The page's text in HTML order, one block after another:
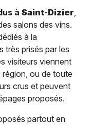
à Saint-Dizier,
salons des vins.
à la
très prisés par les
visiteurs viennent
ou de toute
crus et peuvent
proposés.
partout en